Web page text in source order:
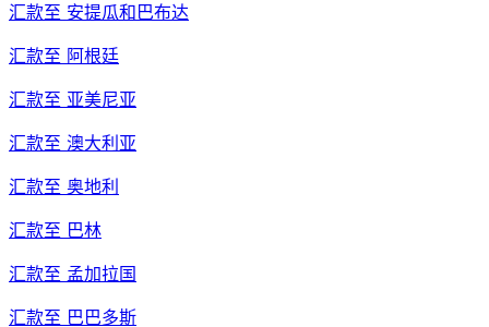
汇款至 安提瓜和巴布达
汇款至 阿根廷
汇款至 亚美尼亚
汇款至 澳大利亚
汇款至 奥地利
汇款至 巴林
汇款至 孟加拉国
汇款至 巴巴多斯